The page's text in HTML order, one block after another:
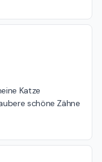
Katze
schöne Zähne